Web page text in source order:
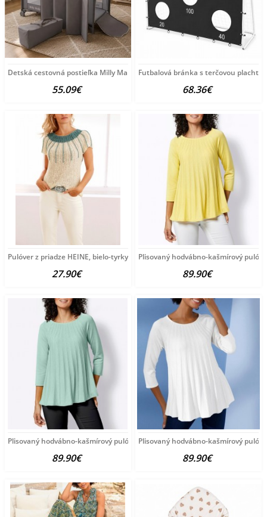
Detská cestovná postieľka Milly Mally
55.09€
Futbalová bránka s terčovou
68.36€
Pulóver z priadze HEINE, bielo-tyrkysový
27.90€
Plisovaný hodvábno-kašmírový
89.90€
Plisovaný hodvábno-kašmírový pulóver
89.90€
Plisovaný hodvábno-kašmírový
89.90€